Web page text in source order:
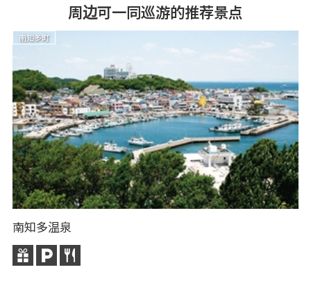
周边可一同巡游的推荐景点
南知多町
南知多温泉